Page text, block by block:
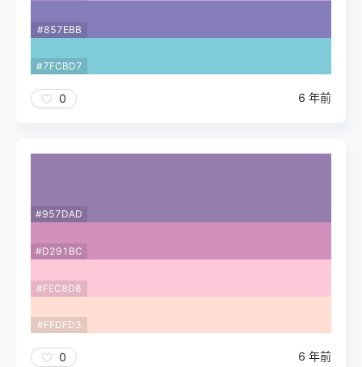
#857EBB
#7FCBD7
0 6 年前
#957DAD
#D291BC
#FEC8D8
#FFDFD3
0 6 年前